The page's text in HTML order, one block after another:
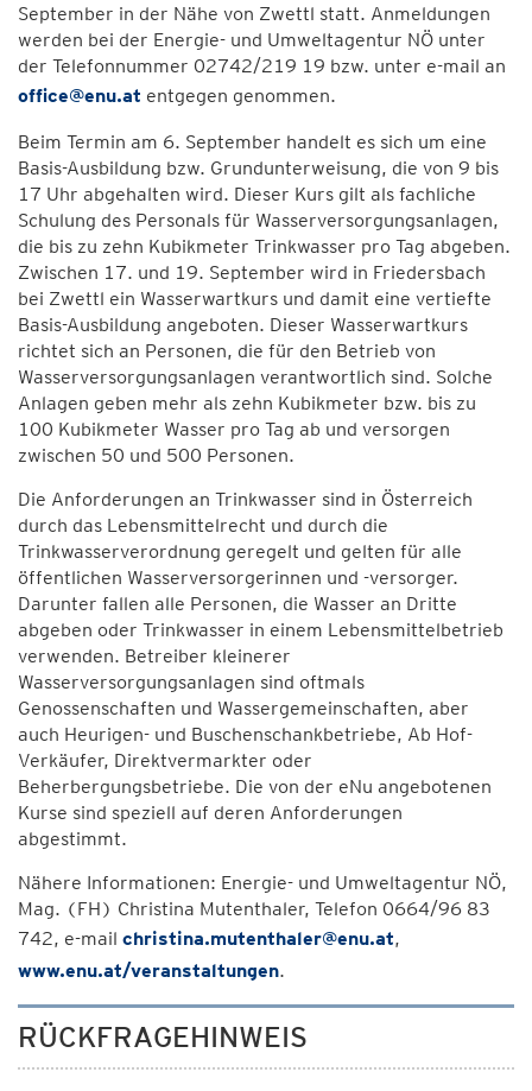
September in der Nähe von Zwettl statt. Anmeldungen
werden bei der Energie- und Umweltagentur NÖ unter
der Telefonnummer 02742/219 19 bzw. unter e-mail an
office@enu.at entgegen genommen.
Beim Termin am 6. September handelt es sich um eine
Basis-Ausbildung bzw. Grundunterweisung, die von 9 bis
17 Uhr abgehalten wird. Dieser Kurs gilt als fachliche
Schulung des Personals für Wasserversorgungsanlagen,
die bis zu zehn Kubikmeter Trinkwasser pro Tag abgeben.
Zwischen 17. und 19. September wird in Friedersbach
bei Zwettl ein Wasserwartkurs und damit eine vertiefte
Basis-Ausbildung angeboten. Dieser Wasserwartkurs
richtet sich an Personen, die für den Betrieb von
Wasserversorgungsanlagen verantwortlich sind. Solche
Anlagen geben mehr als zehn Kubikmeter bzw. bis zu
100 Kubikmeter Wasser pro Tag ab und versorgen
zwischen 50 und 500 Personen.
Die Anforderungen an Trinkwasser sind in Österreich
durch das Lebensmittelrecht und durch die
Trinkwasserverordnung geregelt und gelten für alle
öffentlichen Wasserversorgerinnen und -versorger.
Darunter fallen alle Personen, die Wasser an Dritte
abgeben oder Trinkwasser in einem Lebensmittelbetrieb
verwenden. Betreiber kleinerer
Wasserversorgungsanlagen sind oftmals
Genossenschaften und Wassergemeinschaften, aber
auch Heurigen- und Buschenschankbetriebe, Ab Hof-
Verkäufer, Direktvermarkter oder
Beherbergungsbetriebe. Die von der eNu angebotenen
Kurse sind speziell auf deren Anforderungen
abgestimmt.
Nähere Informationen: Energie- und Umweltagentur NÖ,
Mag. (FH) Christina Mutenthaler, Telefon 0664/96 83
742, e-mail christina.mutenthaler@enu.at,
www.enu.at/veranstaltungen.
RÜCKFRAGEHINWEIS